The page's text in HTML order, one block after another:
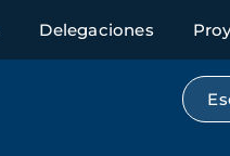
Delegaciones